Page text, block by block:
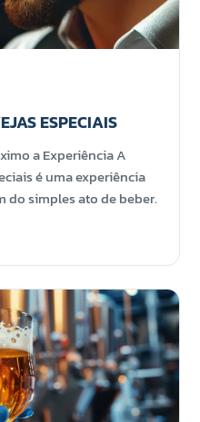
ESPECIAIS
a Experiência A
é uma experiência
do simples ato de beber.